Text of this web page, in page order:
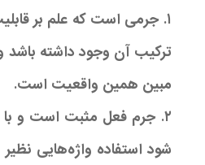
۱. جرمی است که علم بر
ترکیب آن وجود داشته باشد
مبین همین واقعیت است.
۲. جرم فعل مثبت است و
شود استفاده واژه‌هایی